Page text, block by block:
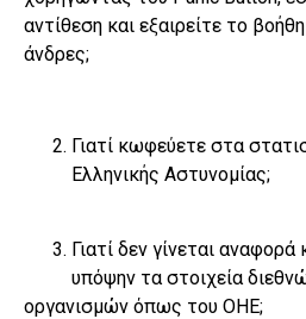
αντίθεση και εξαιρείτε το
άνδρες;
Γιατί κωφεύετε στα
Ελληνικής Αστυνομίας;
Γιατί δεν γίνεται
υπόψην τα στοιχεία
οργανισμών όπως του ΟΗΕ;